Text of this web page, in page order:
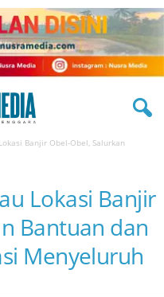
Banjir Obel-Obel, Salurkan
Lokasi Banjir
Bantuan dan
Menyeluruh